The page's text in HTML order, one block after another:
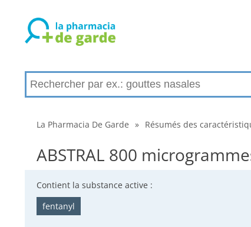
La Pharmacia De Garde » Résumés des
ABSTRAL 800
Contient la substance active :
fentanyl